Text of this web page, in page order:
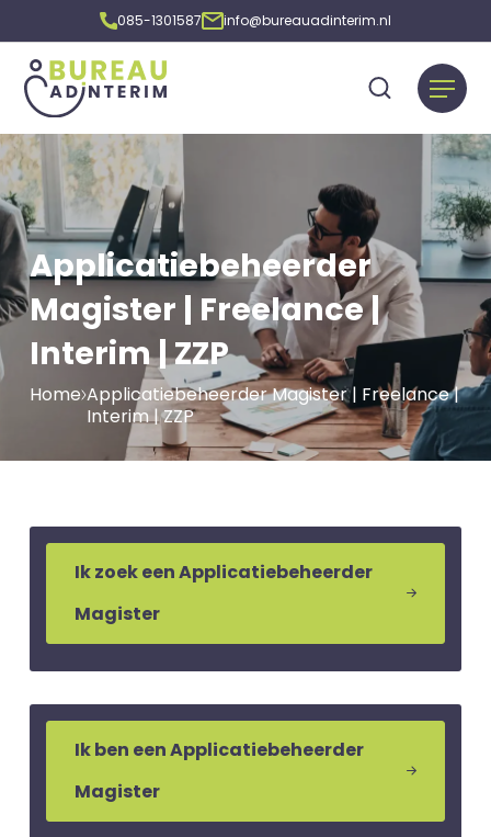
085-1301587 info@bureauadinterim.nl
Applicatiebeheerder
Magister | Freelance |
Interim | ZZP
Home Applicatiebeheerder Magister | Freelance |
Interim | ZZP
Ik zoek een Applicatiebeheerder
Magister
Ik ben een Applicatiebeheerder
Magister